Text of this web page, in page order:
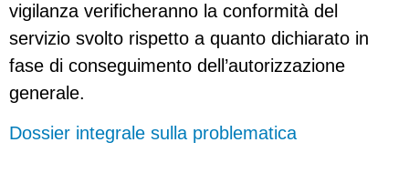
vigilanza verificheranno la conformità del
servizio svolto rispetto a quanto dichiarato in
fase di conseguimento dell’autorizzazione
generale.
Dossier integrale sulla problematica